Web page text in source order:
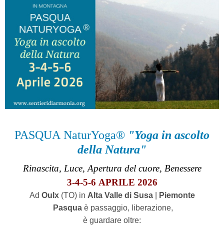
PASQUA NaturYoga® "Yoga in ascolto
della Natura"
Rinascita, Luce, Apertura del cuore, Benessere
3-4-5-6 APRILE 2026
Ad Oulx(TO) in Alta Valle di Susa|
Piemonte
Pasqua è passaggio, liberazione,
è guardare oltre: